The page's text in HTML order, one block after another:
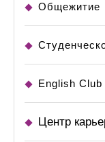
Общежитие
English Club
Центр